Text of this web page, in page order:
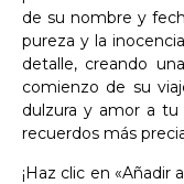
de su nombre y
pureza y la
detalle, creando
comienzo de su
dulzura y amor a
recuerdos más
¡Haz clic en «Añadir